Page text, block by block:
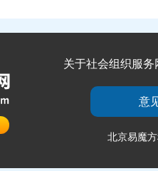
关于社会组织服务
意
北京易魔